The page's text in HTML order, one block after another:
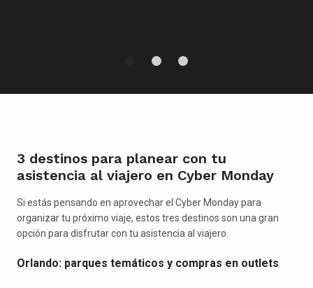
3 destinos para planear con tu
asistencia al viajero en Cyber Monday
Si estás pensando en aprovechar el Cyber Monday para
organizar tu próximo viaje, estos tres destinos son una gran
opción para disfrutar con tu asistencia al viajero.
Orlando: parques temáticos y compras en outlets